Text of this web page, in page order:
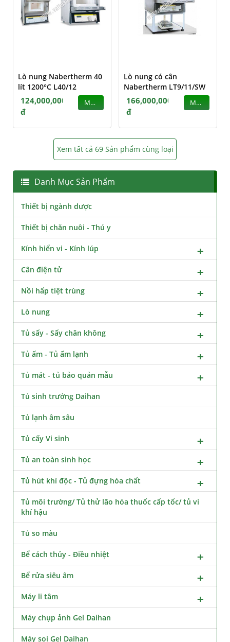
Lò nung Nabertherm 40
lít 1200°C L40/12
124,000,000
đ
MUA
Lò nung có cân
Nabertherm LT9/11/SW
166,000,000
đ
MUA
Xem tất cả 69 Sản phẩm cùng loại
Danh Mục Sản Phẩm
Thiết bị ngành dược
Thiết bị chăn nuôi - Thú y
Kính hiển vi - Kính lúp
Cân điện tử
Nồi hấp tiệt trùng
Lò nung
Tủ sấy - Sấy chân không
Tủ ấm - Tủ ấm lạnh
Tủ mát - tủ bảo quản mẫu
Tủ sinh trưởng Daihan
Tủ lạnh âm sâu
Tủ cấy Vi sinh
Tủ an toàn sinh học
Tủ hút khí độc - Tủ đựng hóa chất
Tủ môi trường/ Tủ thử lão hóa thuốc cấp tốc/ tủ vi
khí hậu
Tủ so màu
Bể cách thủy - Điều nhiệt
Bể rửa siêu âm
Máy li tâm
Máy chụp ảnh Gel Daihan
Máy soi Gel Daihan